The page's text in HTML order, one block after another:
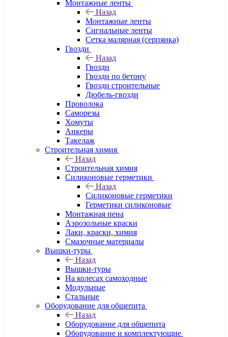
Монтажные ленты
Назад
Монтажные ленты
Сигнальные ленты
Сетка малярная (серпянка)
Гвозди
Назад
Гвозди
Гвозди по бетону
Гвозди строительные
Дюбель-гвозди
Проволока
Саморезы
Хомуты
Анкеры
Такелаж
Строительная химия
Назад
Строительная химия
Силиконовые герметики
Назад
Силиконовые герметики
Герметики силиконовые
Монтажная пена
Аэрозольные краски
Лаки, краски, химия
Смазочные материалы
Вышки-туры
Назад
Вышки-туры
На колесах самоходные
Модульные
Стальные
Оборудование для общепита
Назад
Оборудование для общепита
Оборудование и комплектующие